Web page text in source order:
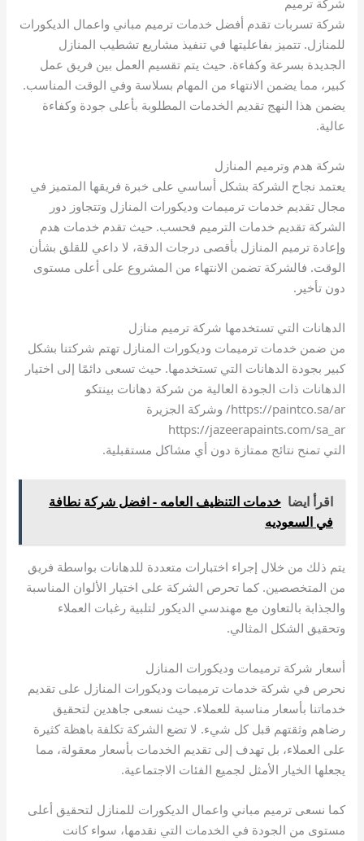
شركة ترميم
شركة تسربات تقدم أفضل خدمات ترميم مباني واعمال الديكورات
للمنازل. تتميز بفاعليتها في تنفيذ مشاريع تشطيب المنازل
الجديدة بسرعة وكفاءة. حيث يتم تقسيم العمل بين فريق عمل
كبير، مما يضمن الانتهاء من المهام بسلاسة وفي الوقت المناسب.
يضمن هذا النهج تقديم الخدمات المطلوبة بأعلى جودة وكفاءة
عالية.
شركة هدم وترميم المنازل
يعتمد نجاح الشركة بشكل أساسي على خبرة فريقها المتميز في
مجال تقديم خدمات ترميمات وديكورات المنازل وتتجاوز دور
الشركة تقديم خدمات الترميم فحسب. حيث تقدم خدمات هدم
وإعادة ترميم المنازل بأقصى درجات الدقة، لا داعي للقلق بشأن
الوقت. فالشركة تضمن الانتهاء من المشروع على أعلى مستوى
دون تأخير.
الدهانات التي تستخدمها شركة ترميم منازل
من ضمن خدمات ترميمات وديكورات المنازل تهتم شركتنا بشكل
كبير بجودة الدهانات التي تستخدمها. حيث تسعى دائمًا إلى اختيار
الدهانات ذات الجودة العالية من شركة دهانات بينتكو
https://paintco.sa/ar/ وشركة الجزيرة
https://jazeerapaints.com/sa_ar
التي تمنح نتائج ممتازة دون أي مشاكل مستقبلية.
اقرأ ايضا خدمات التنظيف العامه - افضل شركة نطافة
في السعوديه
يتم ذلك من خلال إجراء اختبارات متعددة للدهانات بواسطة فريق
من المتخصصين. كما تحرص الشركة على اختيار الألوان المناسبة
والجذابة بالتعاون مع مهندسي الديكور لتلبية رغبات العملاء
وتحقيق الشكل المثالي.
أسعار شركة ترميمات وديكورات المنازل
نحرص في شركة خدمات ترميمات وديكورات المنازل على تقديم
خدماتنا بأسعار مناسبة للعملاء. حيث نسعى جاهدين لتحقيق
رضاهم وثقتهم قبل كل شيء. لا تضع الشركة تكلفة باهظة كثيرة
على العملاء، بل تهدف إلى تقديم الخدمات بأسعار معقولة، مما
يجعلها الخيار الأمثل لجميع الفئات الاجتماعية.
كما نسعى ترميم مباني واعمال الديكورات للمنازل لتحقيق أعلى
مستوى من الجودة في الخدمات التي نقدمها، سواء كانت